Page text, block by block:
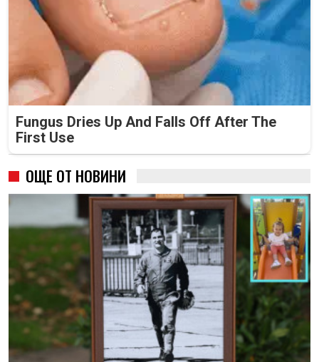
Fungus Dries Up And Falls Off After The
First Use
ОЩЕ ОТ НОВИНИ